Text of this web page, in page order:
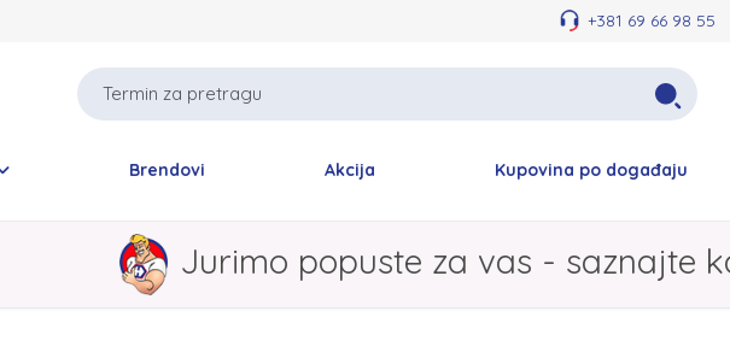
+381 69 66 98 55
Brendovi Akcija Kupovina po događaju
Jurimo popuste za vas - saznajte